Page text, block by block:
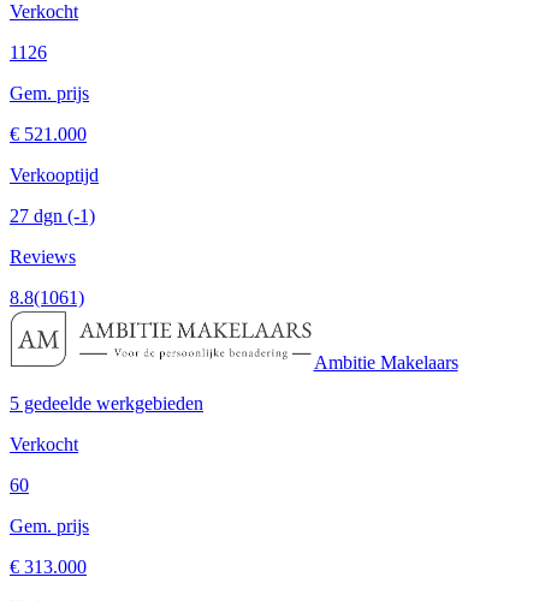
Verkocht
1126
Gem. prijs
€ 521.000
Verkooptijd
27 dgn (-1)
Reviews
8.8(1061)
Ambitie Makelaars
5 gedeelde werkgebieden
Verkocht
60
Gem. prijs
€ 313.000